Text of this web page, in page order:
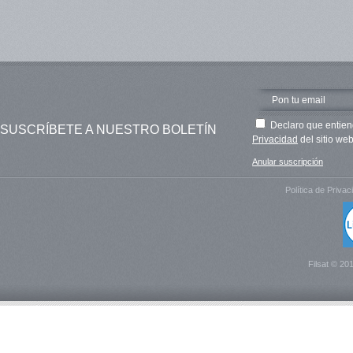
SUSCRÍBETE A NUESTRO BOLETÍN
Declaro que
Privacidad del sitio
Anular suscripción
Política de
Filsat ©